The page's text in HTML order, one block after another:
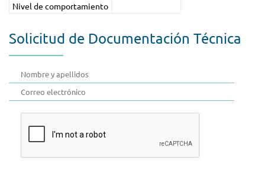
Nivel de comportamiento
Solicitud de Documentación Técnica